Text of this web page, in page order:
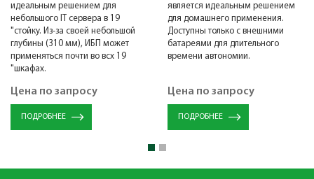
идеальным решением для
небольшого IT сервера в 19
"стойку. Из-за своей небольшой
глубины (310 мм), ИБП может
применяться почти во всх 19
"шкафах.
Цена по запросу
ПОДРОБНЕЕ
является идеальным решением
для домашнего применения.
Доступны только с внешними
батареями для длительного
времени автономии.
Цена по запросу
ПОДРОБНЕЕ